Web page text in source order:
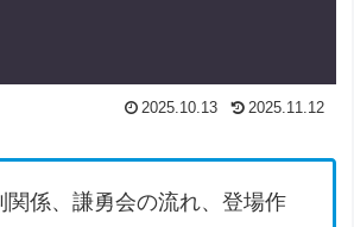
2025.10.13 2025.11.12
係、謙勇会の流れ、登場作